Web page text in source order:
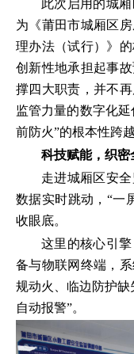
此次启用的城
为《莆田市城厢区
理办法（试行）》
创新性地承担起事
撑四大职责，并不
监管力量的数字化
前防火”的根本性跨越
科技赋能，织密
走进城厢区安
数据实时跳动，“一
收眼底。
这里的核心引
备与物联网终端，
规动火、临边防护缺
自动报警”。